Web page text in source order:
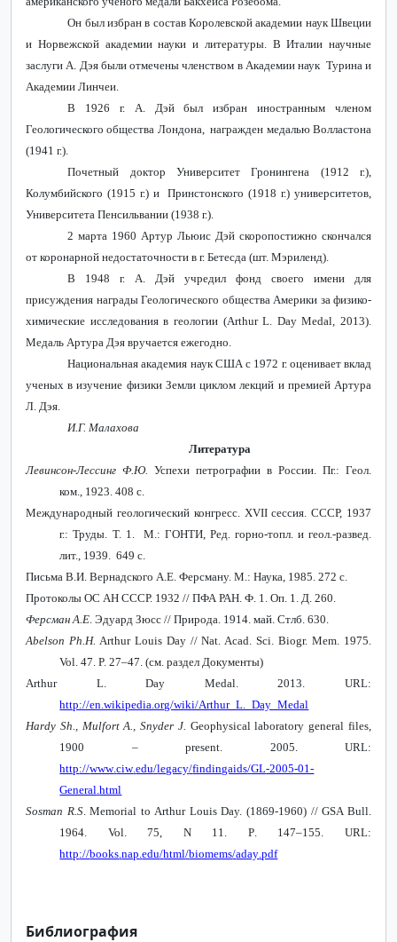
Он был избран в состав Королевской академии наук Швеции
и Норвежской академии науки и литературы. В Италии научные
заслуги А. Дэя были отмечены членством в Академии наук Турина и
Академии Линчеи.
В 1926 г. А. Дэй был избран иностранным членом
Геологического общества Лондона, награжден медалью Волластона
(1941 г.).
Почетный доктор Университет Гронингена (1912 г.),
Колумбийского (1915 г.) и Принстонского (1918 г.) университетов,
Университета Пенсильвании (1938 г.).
2 марта 1960 Артур Льюис Дэй скоропостижно скончался
от коронарной недостаточности в г. Бетесда (шт. Мэриленд).
В 1948 г. А. Дэй учредил фонд своего имени для
присуждения награды Геологического общества Америки за физико-
химические исследования в геологии (Arthur L Day Medal , 2013).
Медаль Артура Дэя вручается ежегодно.
Национальная академия наук США с 1972 г. оценивает вклад
ученых в изучение физики Земли циклом лекций и премией Артура
Л. Дэя.
И.Г. Малахова
Литература
Левинсон-Лессинг Ф.Ю.
Успехи петрографии в России. Пг.: Геол.
ком., 1923. 408 с.
Международный геологический конгресс. XVIIсессия. СССР, 1937
г.: Труды. Т. 1.
М.: ГОНТИ, Ред. горно-топл. и геол.-развед.
лит., 1939. 649 с.
Письма В.И. Вернадского А.Е. Ферсману. М.: Наука, 1985. 272 с.
Протоколы ОС АН СССР. 1932 // ПФА РАН. Ф. 1. Оп. 1. Д. 260.
Ферсман А.Е . Эдуард Зюсс // Природа. 1914. май Стлб . 630.
Abelson Ph.H. Arthur Louis Day // Nat. Acad. Sci. Biogr. Mem. 1975.
Vol. 47. P. 27–47.(см. раздел Документы)
Arthur L. Day Medal. 2013. URL:
http://en.wikipedia.org/wiki/Arthur_L._Day_Medal
Hardy Sh., Mulfort A., Snyder J. Geophysical laboratory general files,
1900 – present. 2005. URL:
http://www.ciw.edu/legacy/findingaids/GL-2005-01-
General .html
Sosman R.S. Memorial to Arthur Louis Day. (1869-1960) // GSA Bull.
1964. Vol. 75, N 11. P. 147–155. URL:
http://books .nap .edu/html/biomems/aday .pdf
Библиография